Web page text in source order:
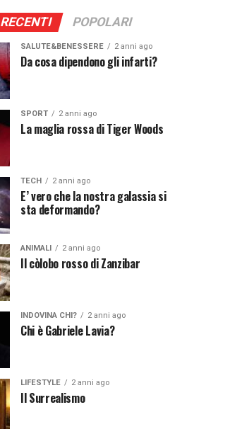
RECENTI POPOLARI
SALUTE&BENESSERE 2 anni ago
Da cosa dipendono gli infarti?
SPORT 2 anni ago
La maglia rossa di Tiger Woods
TECH 2 anni ago
E’ vero che la nostra galassia si
sta deformando?
ANIMALI 2 anni ago
Il còlobo rosso di Zanzibar
INDOVINA CHI? 2 anni ago
Chi è Gabriele Lavia?
LIFESTYLE 2 anni ago
Il Surrealismo